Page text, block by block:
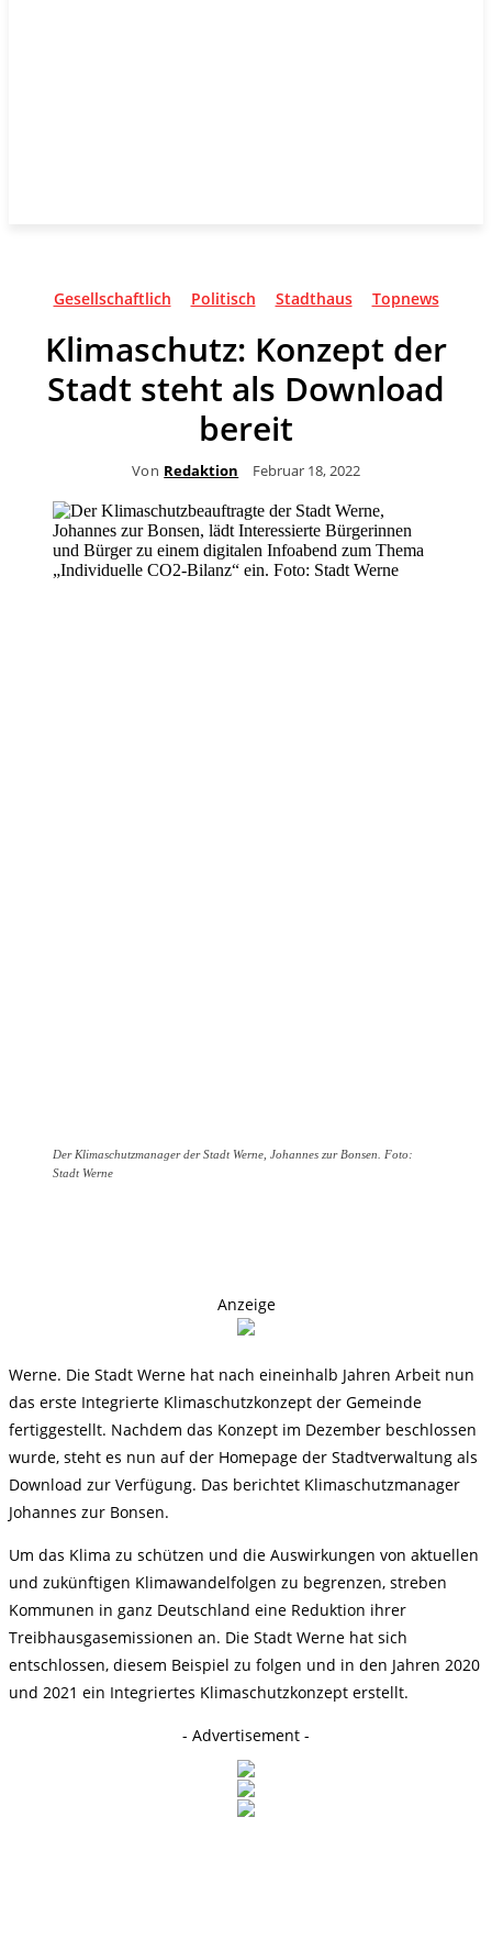
Gesellschaftlich Politisch Stadthaus Topnews
Klimaschutz: Konzept der
Stadt steht als Download
bereit
Von Redaktion Februar 18, 2022
Der Klimaschutzmanager der Stadt Werne, Johannes zur Bonsen. Foto:
Stadt Werne
Anzeige
Werne. Die Stadt Werne hat nach eineinhalb Jahren Arbeit nun
das erste Integrierte Klimaschutzkonzept der Gemeinde
fertiggestellt. Nachdem das Konzept im Dezember beschlossen
wurde, steht es nun auf der Homepage der Stadtverwaltung als
Download zur Verfügung. Das berichtet Klimaschutzmanager
Johannes zur Bonsen.
Um das Klima zu schützen und die Auswirkungen von aktuellen
und zukünftigen Klimawandelfolgen zu begrenzen, streben
Kommunen in ganz Deutschland eine Reduktion ihrer
Treibhausgasemissionen an. Die Stadt Werne hat sich
entschlossen, diesem Beispiel zu folgen und in den Jahren 2020
und 2021 ein Integriertes Klimaschutzkonzept erstellt.
- Advertisement -